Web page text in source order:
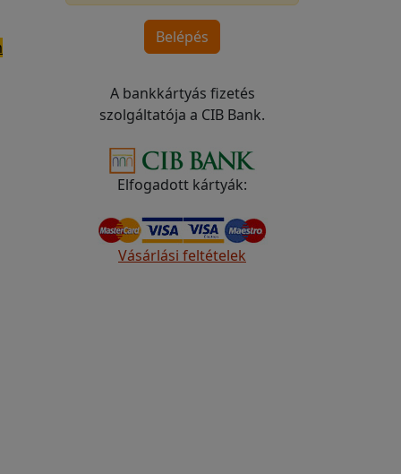
A bankkártyás fizetés
szolgáltatója a CIB Bank.
Elfogadott kártyák:
Vásárlási feltételek